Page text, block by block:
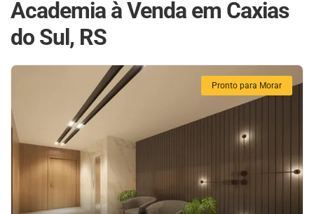
Academia à Venda em Caxias
do Sul, RS
Pronto para Morar